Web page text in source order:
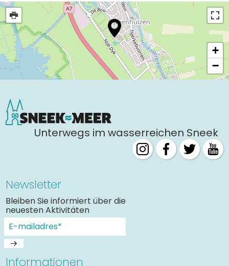
+
−
Unterwegs im wasserreichen Sneek
Newsletter
Bleiben Sie informiert über die
neuesten Aktivitäten
Informationen